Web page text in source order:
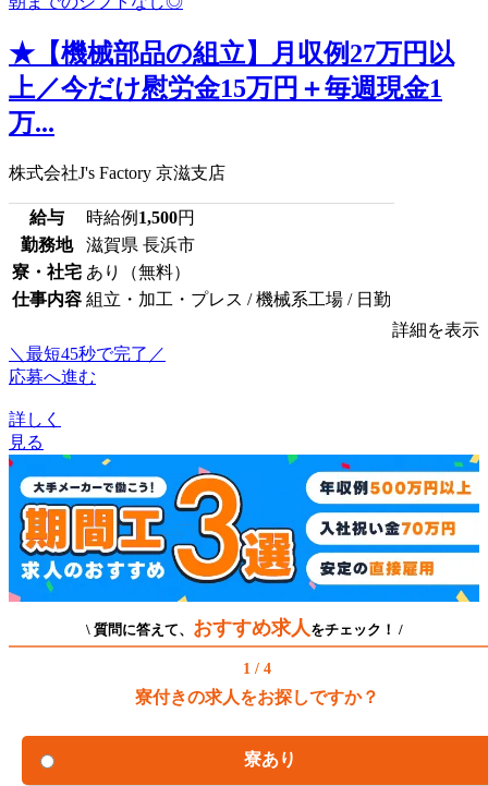
★【機械部品の組立】月収例27万円以
上／今だけ慰労金15万円＋毎週現金1
万...
株式会社J's Factory 京滋支店
給与 時給例 1,500円
勤務地
滋賀県 長浜市
寮・社宅 あり（無料）
仕事内容 組立・加工・プレス / 機械系工場 / 日勤
詳細を表示
＼最短45秒で完了／
応募へ進む
詳しく
見る
\ 質問に答えて、 おすすめ求人 をチェック！ /
1 / 4
寮付きの求人をお探しですか？
寮あり